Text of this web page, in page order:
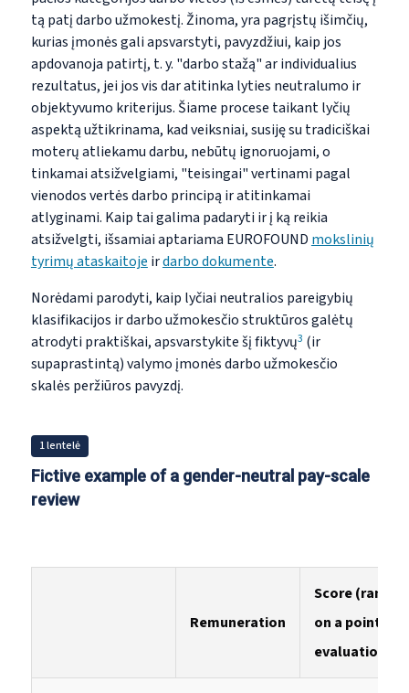
tą patį darbo užmokestį. Žinoma, yra pagrįstų išimčių,
kurias įmonės gali apsvarstyti, pavyzdžiui, kaip jos
apdovanoja patirtį, t. y. "darbo stažą" ar individualius
rezultatus, jei jos vis dar atitinka lyties neutralumo ir
objektyvumo kriterijus. Šiame procese taikant lyčių
aspektą užtikrinama, kad veiksniai, susiję su tradiciškai
moterų atliekamu darbu, nebūtų ignoruojami, o
tinkamai atsižvelgiami, "teisingai" vertinami pagal
vienodos vertės darbo principą ir atitinkamai
atlyginami. Kaip tai galima padaryti ir į ką reikia
atsižvelgti, išsamiai aptariama EUROFOUND mokslinių
tyrimų ataskaitoje irdarbo dokumente.
Norėdami parodyti, kaip lyčiai neutralios pareigybių
klasifikacijos ir darbo užmokesčio struktūros galėtų
atrodyti praktiškai, apsvarstykite šį fiktyvų3 (ir
supaprastintą) valymo įmonės darbo užmokesčio
skalės peržiūros pavyzdį.
1 lentelė
Fictive example of a gender-neutral pay-scale
review
Remuneration
Score (range)
on a points
evaluation*